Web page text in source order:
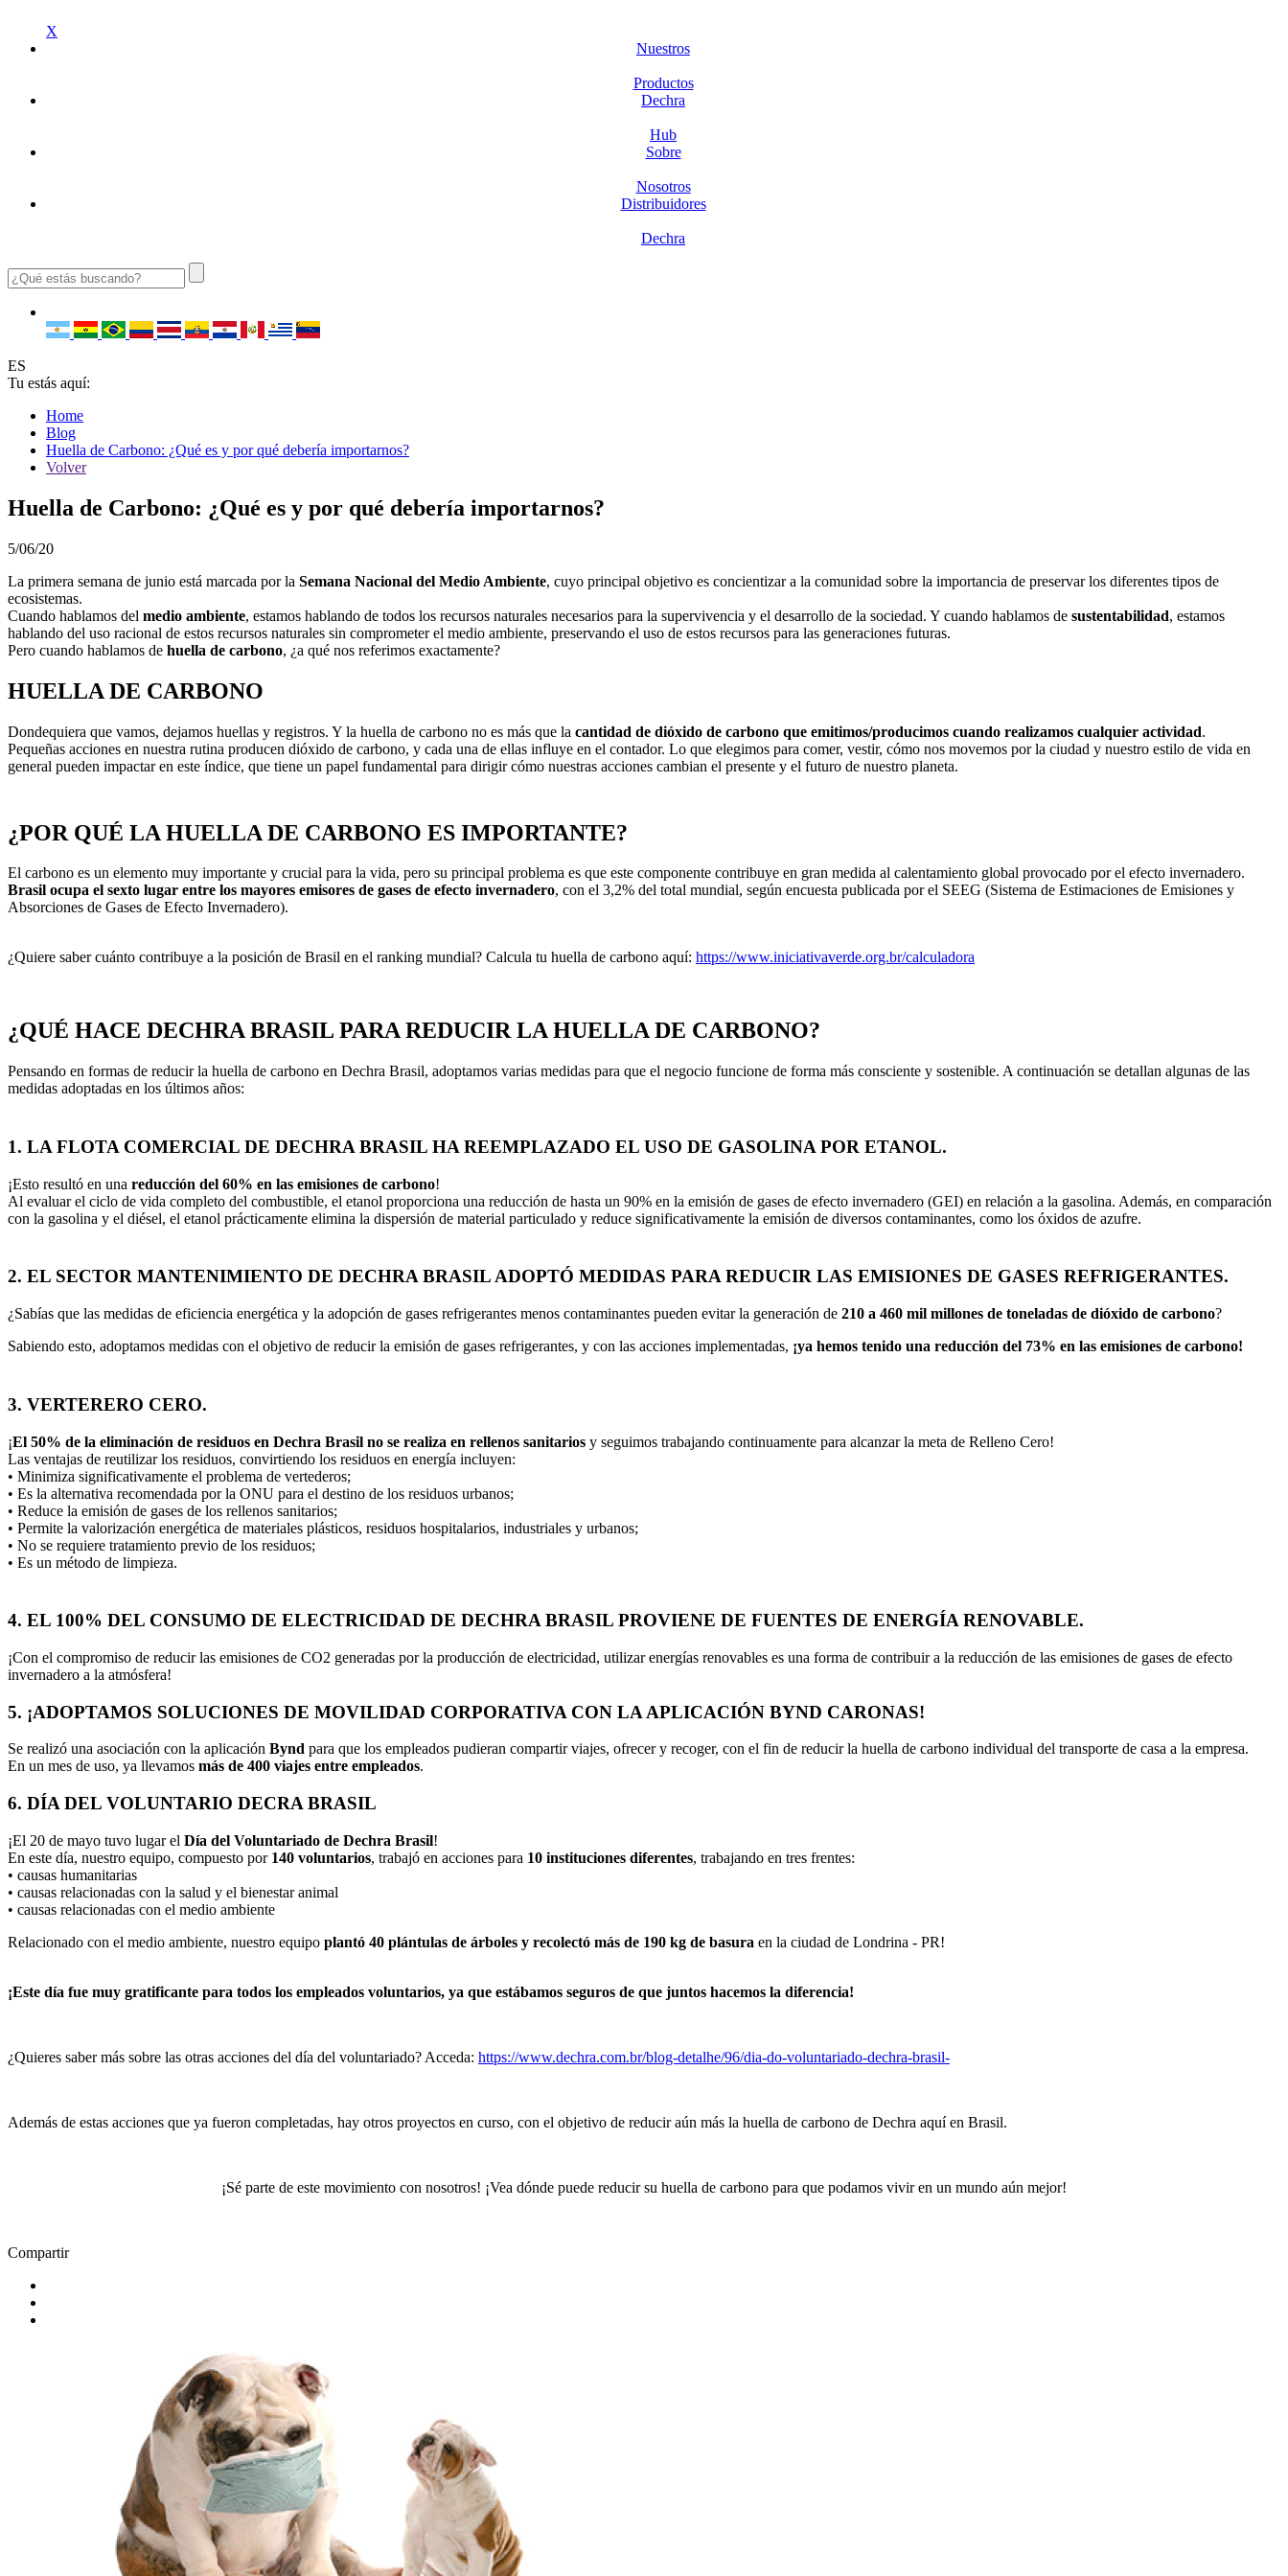
X
Nuestros
Productos
Dechra
Hub
Sobre
Nosotros
Distribuidores
Dechra
ES
Tu estás aquí:
Home
Blog
Huella de Carbono: ¿Qué es y por qué debería importarnos?
Volver
Huella de Carbono: ¿Qué es y por qué debería importarnos?
5/06/20
La primera semana de junio está marcada por la Semana Nacional del Medio Ambiente, cuyo principal objetivo es concientizar a la comunidad sobre la importancia de preservar los diferentes tipos de
ecosistemas.
Cuando hablamos del medio ambiente, estamos hablando de todos los recursos naturales necesarios para la supervivencia y el desarrollo de la sociedad. Y cuando hablamos de sustentabilidad, estamos
hablando del uso racional de estos recursos naturales sin comprometer el medio ambiente, preservando el uso de estos recursos para las generaciones futuras.
Pero cuando hablamos de huella de carbono, ¿a qué nos referimos exactamente?
HUELLA DE CARBONO
Dondequiera que vamos, dejamos huellas y registros. Y la huella de carbono no es más que la cantidad de dióxido de carbono que emitimos/producimos cuando realizamos cualquier actividad.
Pequeñas acciones en nuestra rutina producen dióxido de carbono, y cada una de ellas influye en el contador. Lo que elegimos para comer, vestir, cómo nos movemos por la ciudad y nuestro estilo de vida en
general pueden impactar en este índice, que tiene un papel fundamental para dirigir cómo nuestras acciones cambian el presente y el futuro de nuestro planeta.
¿POR QUÉ LA HUELLA DE CARBONO ES IMPORTANTE?
El carbono es un elemento muy importante y crucial para la vida, pero su principal problema es que este componente contribuye en gran medida al calentamiento global provocado por el efecto invernadero.
Brasil ocupa el sexto lugar entre los mayores emisores de gases de efecto invernadero, con el 3,2% del total mundial, según encuesta publicada por el SEEG (Sistema de Estimaciones de Emisiones y
Absorciones de Gases de Efecto Invernadero).
¿Quiere saber cuánto contribuye a la posición de Brasil en el ranking mundial? Calcula tu huella de carbono aquí: https://www.iniciativaverde.org.br/calculadora
¿QUÉ HACE DECHRA BRASIL PARA REDUCIR LA HUELLA DE CARBONO?
Pensando en formas de reducir la huella de carbono en Dechra Brasil, adoptamos varias medidas para que el negocio funcione de forma más consciente y sostenible. A continuación se detallan algunas de las
medidas adoptadas en los últimos años:
1. LA FLOTA COMERCIAL DE DECHRA BRASIL HA REEMPLAZADO EL USO DE GASOLINA POR ETANOL.
¡Esto resultó en una reducción del 60% en las emisiones de carbono!
Al evaluar el ciclo de vida completo del combustible, el etanol proporciona una reducción de hasta un 90% en la emisión de gases de efecto invernadero (GEI) en relación a la gasolina. Además, en comparación
con la gasolina y el diésel, el etanol prácticamente elimina la dispersión de material particulado y reduce significativamente la emisión de diversos contaminantes, como los óxidos de azufre.
2. EL SECTOR MANTENIMIENTO DE DECHRA BRASIL ADOPTÓ MEDIDAS PARA REDUCIR LAS EMISIONES DE GASES REFRIGERANTES.
¿Sabías que las medidas de eficiencia energética y la adopción de gases refrigerantes menos contaminantes pueden evitar la generación de 210 a 460 mil millones de toneladas de dióxido de carbono?
Sabiendo esto, adoptamos medidas con el objetivo de reducir la emisión de gases refrigerantes, y con las acciones implementadas, ¡ya hemos tenido una reducción del 73% en las emisiones de carbono!
3. VERTERERO CERO.
¡El 50% de la eliminación de residuos en Dechra Brasil no se realiza en rellenos sanitarios y seguimos trabajando continuamente para alcanzar la meta de Relleno Cero!
Las ventajas de reutilizar los residuos, convirtiendo los residuos en energía incluyen:
• Minimiza significativamente el problema de vertederos;
• Es la alternativa recomendada por la ONU para el destino de los residuos urbanos;
• Reduce la emisión de gases de los rellenos sanitarios;
• Permite la valorización energética de materiales plásticos, residuos hospitalarios, industriales y urbanos;
• No se requiere tratamiento previo de los residuos;
• Es un método de limpieza.
4. EL 100% DEL CONSUMO DE ELECTRICIDAD DE DECHRA BRASIL PROVIENE DE FUENTES DE ENERGÍA RENOVABLE.
¡Con el compromiso de reducir las emisiones de CO2 generadas por la producción de electricidad, utilizar energías renovables es una forma de contribuir a la reducción de las emisiones de gases de efecto
invernadero a la atmósfera!
5. ¡ADOPTAMOS SOLUCIONES DE MOVILIDAD CORPORATIVA CON LA APLICACIÓN BYND CARONAS!
Se realizó una asociación con la aplicación Bynd para que los empleados pudieran compartir viajes, ofrecer y recoger, con el fin de reducir la huella de carbono individual del transporte de casa a la empresa.
En un mes de uso, ya llevamos más de 400 viajes entre empleados.
6. DÍA DEL VOLUNTARIO DECRA BRASIL
¡El 20 de mayo tuvo lugar el Día del Voluntariado de Dechra Brasil!
En este día, nuestro equipo, compuesto por 140 voluntarios, trabajó en acciones para 10 instituciones diferentes, trabajando en tres frentes:
• causas humanitarias
• causas relacionadas con la salud y el bienestar animal
• causas relacionadas con el medio ambiente
Relacionado con el medio ambiente, nuestro equipo plantó 40 plántulas de árboles y recolectó más de 190 kg de basura en la ciudad de Londrina - PR!
¡Este día fue muy gratificante para todos los empleados voluntarios, ya que estábamos seguros de que juntos hacemos la diferencia!
¿Quieres saber más sobre las otras acciones del día del voluntariado? Acceda: https://www.dechra.com.br/blog-detalhe/96/dia-do-voluntariado-dechra-brasil-
Además de estas acciones que ya fueron completadas, hay otros proyectos en curso, con el objetivo de reducir aún más la huella de carbono de Dechra aquí en Brasil.
¡Sé parte de este movimiento con nosotros! ¡Vea dónde puede reducir su huella de carbono para que podamos vivir en un mundo aún mejor!
Compartir